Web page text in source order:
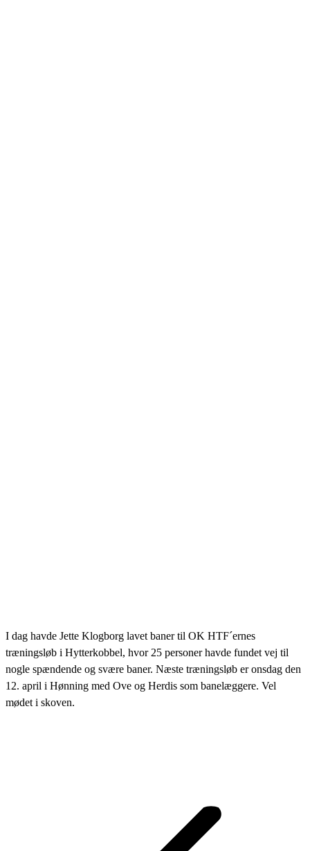
I dag havde Jette Klogborg lavet baner til OK HTF´ernes
træningsløb i Hytterkobbel, hvor 25 personer havde fundet vej til
nogle spændende og svære baner. Næste træningsløb er onsdag den
12. april i Hønning med Ove og Herdis som banelæggere. Vel
mødet i skoven.